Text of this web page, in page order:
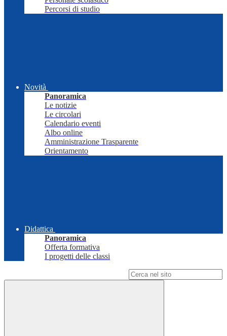
Percorsi di studio
Novità
Panoramica
Le notizie
Le circolari
Calendario eventi
Albo online
Amministrazione Trasparente
Orientamento
Didattica
Panoramica
Offerta formativa
I progetti delle classi